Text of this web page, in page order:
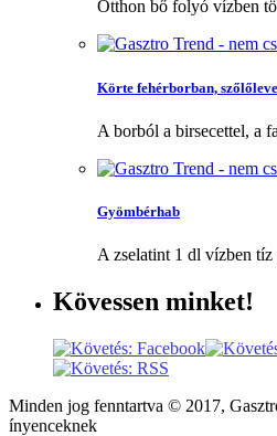
Otthon bő folyó vízben
Körte fehérborban,
A borból a birsecettel, a
Gyömbérhab
A zselatint 1 dl vízben
Kövessen minket!
Minden jog fenntartva © 2017,
ínyenceknek